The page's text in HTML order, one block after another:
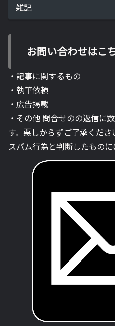
雑記
お問い合わせはこ
・記事に関するもの
・執筆依頼
・広告掲載
・その他 問合せのの返信に
す。悪しからずご了承くださ
スパム行為と判断したものに